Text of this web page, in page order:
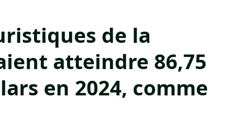
de la
atteindre 86,75
en 2024, comme